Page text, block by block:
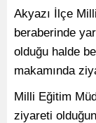
Akyazı İlçe
beraberinde
olduğu halde
makamında
Milli Eğitim
ziyareti